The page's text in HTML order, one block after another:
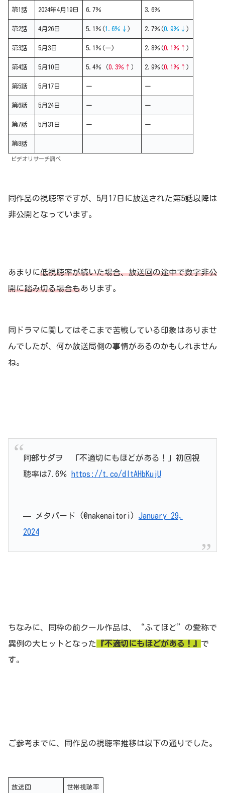
第1話 2024年4月19日 6.7％ 3.6％
第2話 4月26日 5.1％(1.6％↓ ) 2.7％(0.9％↓ )
第3話 5月3日 5.1％(ー) 2.8％(0.1％↑ )
第4話 5月10日 5.4％（0.3％↑ ） 2.9％(0.1％↑ )
第5話 5月17日 ー ー
第6話 5月24日 ー ー
第7話 5月31日 ー ー
第8話
ビデオリサーチ調べ
同作品の視聴率ですが、5月17日に放送された第5話以降は
非公開となっています。
あまりに低視聴率が続いた場合、放送回の途中で数字非公
開に踏み切る場合もあります。
同ドラマに関してはそこまで苦戦している印象はありませ
んでしたが、何か放送局側の事情があるのかもしれません
ね。
阿部サダヲ 「不適切にもほどがある！」初回視
聴率は7.6％
https://t.co/dItAHbKujU
— メタバード (@nakenaitori) January 29,
2024
ちなみに、同枠の前クール作品は、“ふてほど”の愛称で
異例の大ヒットとなった
『不適切にもほどがある！』 で
す。
ご参考までに、同作品の視聴率推移は以下の通りでした。
放送回 世帯視聴率